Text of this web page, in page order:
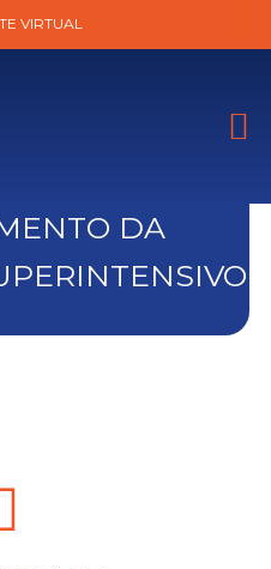
VIRTUAL
DA